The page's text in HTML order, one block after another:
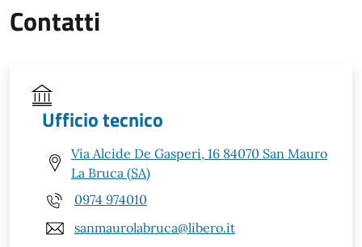
Contatti
Ufficio tecnico
Via Alcide De Gasperi, 16 84070 San Mauro
La Bruca (SA)
0974 974010
sanmaurolabruca@libero.it